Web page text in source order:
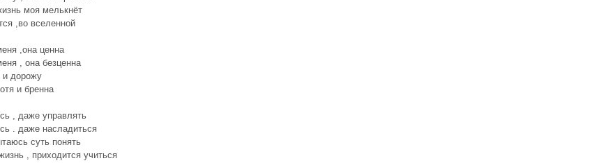
моя мелькнёт
,во вселенной
,она ценна
, она безценна
дорожу
и бренна
, даже управлять
. даже насладиться
суть понять
, приходится учиться